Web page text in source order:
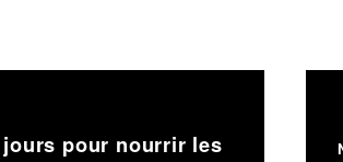
jours pour nourrir les